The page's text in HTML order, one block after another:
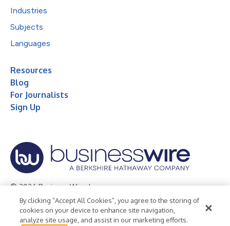
Industries
Subjects
Languages
Resources
Blog
For Journalists
Sign Up
© 2026 Business Wire, Inc.
Privacy Policy Cookie Policy
Accessibility Statement
Terms of Use
Legal
By clicking “Accept All Cookies”, you agree to the storing of
cookies on your device to enhance site navigation,
analyze site usage, and assist in our marketing efforts.